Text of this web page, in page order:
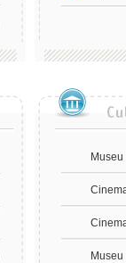
Museu